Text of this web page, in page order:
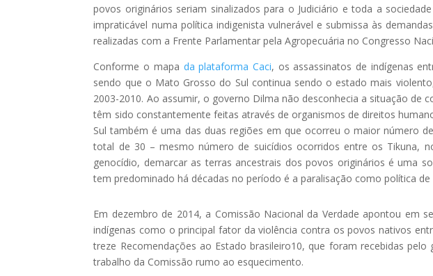
povos originários seriam sinalizados para o Judiciário e toda a
impraticável numa política indigenista vulnerável e submissa às
realizadas com a Frente Parlamentar pela Agropecuária no Congresso
Conforme o mapa da plataforma Caci, os assassinatos de indígenas
sendo que o Mato Grosso do Sul continua sendo o estado mais
2003-2010. Ao assumir, o governo Dilma não desconhecia a situação de
têm sido constantemente feitas através de organismos de direitos
Sul também é uma das duas regiões em que ocorreu o maior número
total de 30 – mesmo número de suicídios ocorridos entre os Tikuna,
genocídio, demarcar as terras ancestrais dos povos originários é uma
tem predominado há décadas no período é a paralisação como política de
Em dezembro de 2014, a Comissão Nacional da Verdade apontou em
indígenas como o principal fator da violência contra os povos nativos
treze Recomendações ao Estado brasileiro10, que foram recebidas
trabalho da Comissão rumo ao esquecimento.